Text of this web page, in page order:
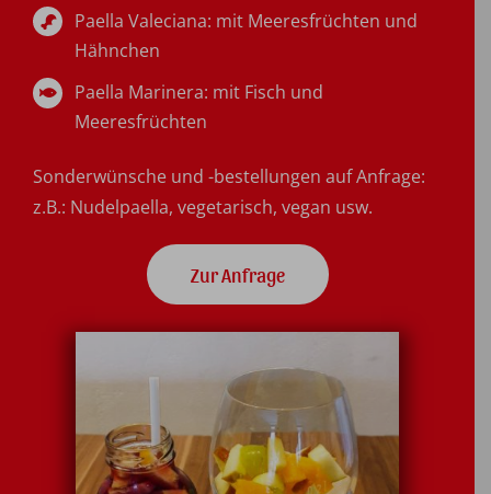
Paella Valeciana: mit Meeresfrüchten und
Hähnchen
Paella Marinera: mit Fisch und
Meeresfrüchten
Sonderwünsche und -bestellungen auf Anfrage:
z.B.: Nudelpaella, vegetarisch, vegan usw.
Zur Anfrage